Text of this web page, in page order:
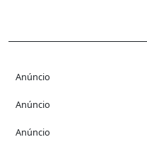
Anúncio
Anúncio
Anúncio